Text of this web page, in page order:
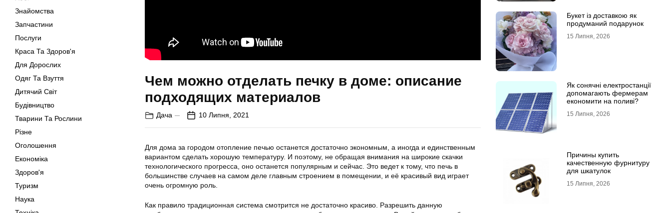
Знайомства
Запчастини
Послуги
Краса Та Здоров'я
Для Дорослих
Одяг Та Взуття
Дитячий Світ
Будівництво
Тварини Та Рослини
Різне
Оголошення
Економіка
Здоров'я
Туризм
Наука
Чем можно отделать печку в доме: описание
подходящих материалов
Дача 10 Липня, 2021
Для дома за городом отопление печью останется достаточно экономным, а иногда и единственным
вариантом сделать хорошую температуру. И поэтому, не обращая внимания на широкие скачки
технологического прогресса, оно останется популярным и сейчас. Это ведет к тому, что печь в
большинстве случаев на самом деле главным строением в помещении, и её красивый вид играет
очень огромную роль.
Как правило традиционная система смотрится не достаточно красиво. Разрешить данную
Букет із доставкою як
продуманий подарунок
15 Липня, 2026
Як сонячні електростанції
допомагають фермерам
економити на поливі?
15 Липня, 2026
Причины купить
качественную фурнитуру
для шкатулок
15 Липня, 2026